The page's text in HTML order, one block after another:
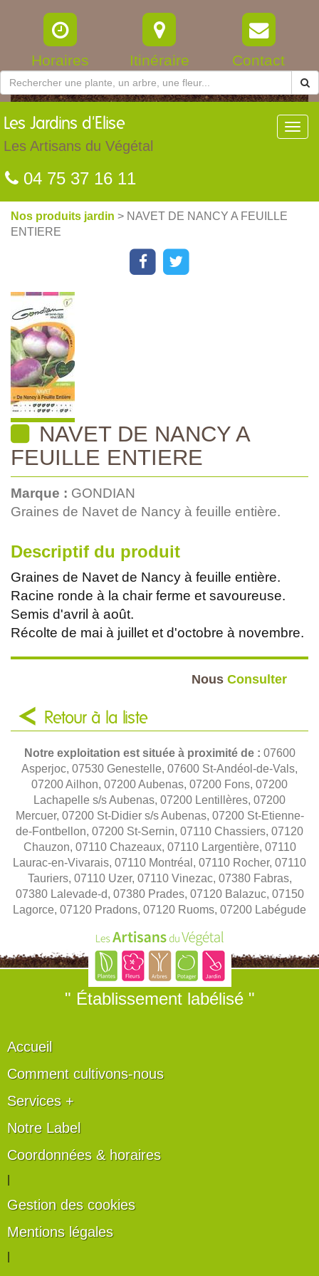
Horaires Itinéraire Contact
Les Jardins d'Elise
Les Artisans du Végétal
04 75 37 16 11
Nos produits jardin > NAVET DE NANCY A FEUILLE
ENTIERE
NAVET DE NANCY A
FEUILLE ENTIERE
Marque : GONDIAN
Graines de Navet de Nancy à feuille entière.
Descriptif du produit
Graines de Navet de Nancy à feuille entière.
Racine ronde à la chair ferme et savoureuse.
Semis d'avril à août.
Récolte de mai à juillet et d'octobre à novembre.
Nous Consulter
Retour à la liste
Notre exploitation est située à proximité de : 07600
Asperjoc, 07530 Genestelle, 07600 St-Andéol-de-Vals,
07200 Ailhon, 07200 Aubenas, 07200 Fons, 07200
Lachapelle s/s Aubenas, 07200 Lentillères, 07200
Mercuer, 07200 St-Didier s/s Aubenas, 07200 St-Etienne-
de-Fontbellon, 07200 St-Sernin, 07110 Chassiers, 07120
Chauzon, 07110 Chazeaux, 07110 Largentière, 07110
Laurac-en-Vivarais, 07110 Montréal, 07110 Rocher, 07110
Tauriers, 07110 Uzer, 07110 Vinezac, 07380 Fabras,
07380 Lalevade-d, 07380 Prades, 07120 Balazuc, 07150
Lagorce, 07120 Pradons, 07120 Ruoms, 07200 Labégude
" Établissement labélisé "
Accueil
Comment cultivons-nous
Services +
Notre Label
Coordonnées & horaires
Gestion des cookies
Mentions légales